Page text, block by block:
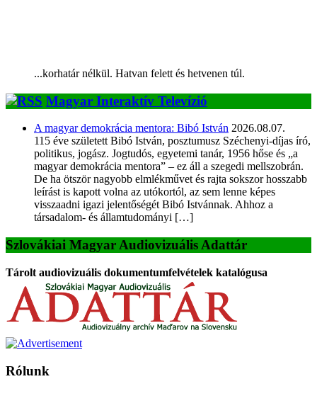
...korhatár nélkül. Hatvan felett és hetvenen túl.
Magyar Interaktív Televízió
A magyar demokrácia mentora: Bibó István 2026.08.07.
115 éve született Bibó István, posztumusz Széchenyi-díjas író,
politikus, jogász. Jogtudós, egyetemi tanár, 1956 hőse és „a
magyar demokrácia mentora” – ez áll a szegedi mellszobrán.
De ha ötször nagyobb elmlékművet és rajta sokszor hosszabb
leírást is kapott volna az utókortól, az sem lenne képes
visszaadni igazi jelentőségét Bibó Istvánnak. Ahhoz a
társadalom- és államtudományi […]
Szlovákiai Magyar Audiovizuális Adattár
Tárolt audiovizuális dokumentumfelvételek katalógusa
Rólunk